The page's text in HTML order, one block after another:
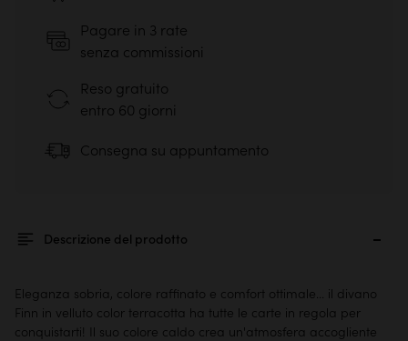
Pagare in 3 rate
senza commissioni
Reso gratuito
entro 60 giorni
Consegna su appuntamento
Descrizione del prodotto
Eleganza sobria, colore raffinato e comfort ottimale... il divano
Finn in velluto color terracotta ha tutte le carte in regola per
conquistarti! Il suo colore caldo crea un'atmosfera accogliente